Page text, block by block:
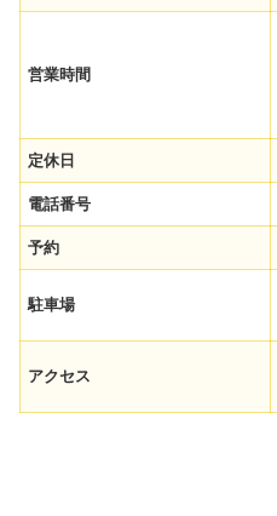
営業時間
定休日
電話番号
予約
駐車場
アクセス